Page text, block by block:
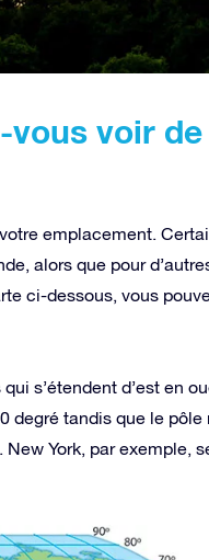
vous voir de
emplacement.
alors que pour
ci-dessous, vous
s’étendent d’est en
degré tandis que le pôle
New York, par exemple,